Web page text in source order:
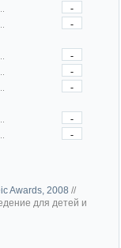
-
-
-
-
-
-
-
Awards, 2008 //
для детей и